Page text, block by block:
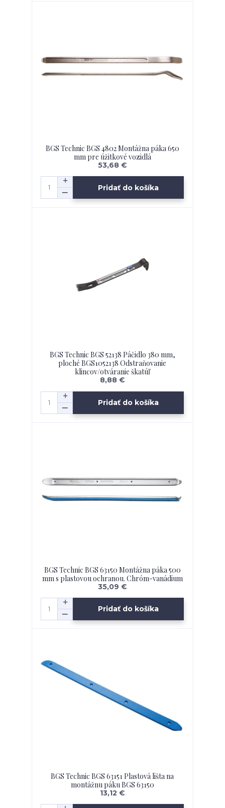
BGS Technic BGS 4802 Montážna páka 650
mm pre úžitkové vozidlá
53,68 €
Pridať do košíka
BGS Technic BGS 52138 Páčidlo 380 mm,
ploché BGS1052138 Odstraňovanie
klincov/otváranie škatúľ
8,88 €
Pridať do košíka
BGS Technic BGS 63150 Montážna páka 500
mm s plastovou ochranou. Chróm-vanádium
35,09 €
Pridať do košíka
BGS Technic BGS 63151 Plastová lišta na
montážnu páku BGS 63150
13,12 €